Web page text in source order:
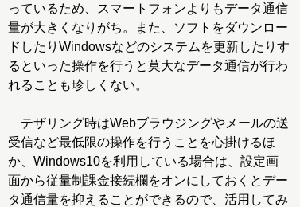
っているため、スマートフォンよりもデータ通信
量が大きくなりがち。また、ソフトをダウンロー
ドしたりWindowsなどのシステムを更新したりす
るといった操作を行うと莫大なデータ通信が行わ
れることも珍しくない。
テザリング時はWebブラウジングやメールの送
受信など最低限の操作を行うことを心掛けるほ
か、Windows10を利用している場合は、設定画
面から従量制課金接続欄をオンにしておくとデー
タ通信量を抑えることができるので、活用してみ